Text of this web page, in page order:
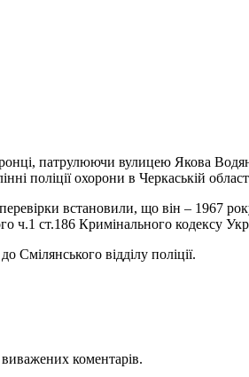
патрулюючи вулицею Якова
поліції охорони в Черкаській
встановили, що він – 1967
ч.1 ст.186 Кримінального кодексу
відділу поліції.
коментарів.